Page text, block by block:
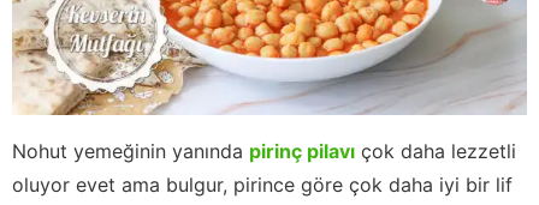
Nohut yemeğinin yanında pirinç pilavı çok daha lezzetli
oluyor evet ama bulgur, pirince göre çok daha iyi bir lif